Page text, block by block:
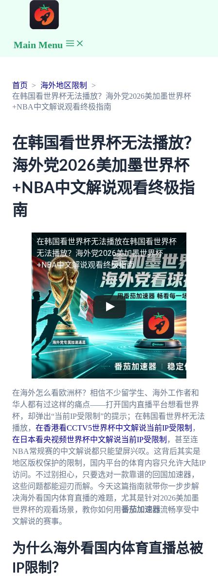
Main Menu
首页
海外地区限制
在韩国看世界杯无法播放？海外党2026美加墨世界杯
+NBA中文解说观看终极指南
在韩国看世界杯无法播放？
海外党2026美加墨世界杯
+NBA中文解说观看终极指
南
在韩国看世界杯无法播放在韩国看世界杯
无法播放？海外党2026美加墨世界杯
+NBA中文解说观看终极指南
在海外怎么看欧洲杯？相信不少留学生、海外工作者和
华人都有过这样的痛点——打开国内直播平台想看世界
杯，却弹出“当前IP受限制”的提示；在韩国看世界杯无法
播放， 在香港看CCTV5世界杯中文解说当前IP受限制 ，
在日本看央视频世界杯中文解说当前IP受限制 ，甚至连
NBA常规赛的中文解说都只能望屏兴叹。这背后其实是
地区版权保护的限制，国内平台的体育内容只允许大陆IP
访问。不过别担心，只要选对一款靠谱的回国加速器，
这些问题都能迎刃而解。今天这篇指南就带你一步步解
决海外看国内体育直播的难题，尤其是针对2026美加墨
世界杯的观看场景，教你如何用番茄加速器流畅享受中
文解说的赛事。
为什么海外看国内体育直播总被
IP限制？